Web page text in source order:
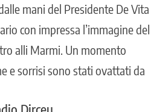
mani del Presidente De Vita
con impressa l’immagine del
alli Marmi. Un momento
e sorrisi sono stati ovattati da